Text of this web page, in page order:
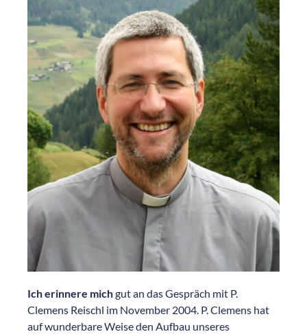
Ich erinnere michgut an das Gespräch mit P.
Clemens Reischl im November 2004. P. Clemens hat
auf wunderbare Weise den Aufbau unseres